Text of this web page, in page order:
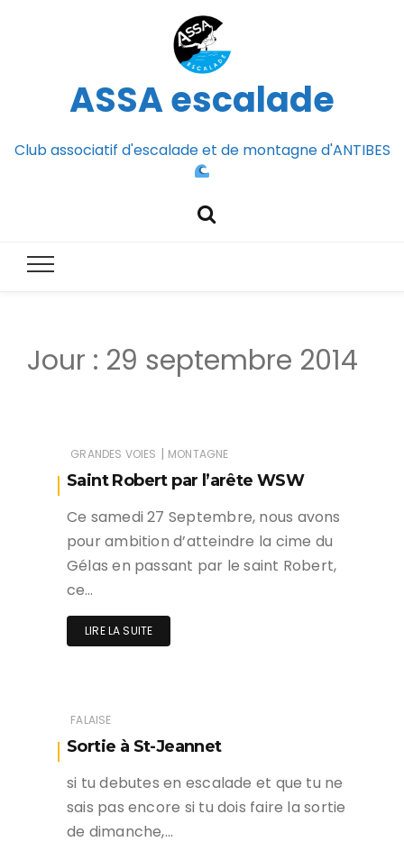
ASSA escalade
Club associatif d'escalade et de montagne d'ANTIBES
Jour : 29 septembre 2014
GRANDES VOIES | MONTAGNE
Saint Robert par l’arête WSW
Ce samedi 27 Septembre, nous avons
pour ambition d’atteindre la cime du
Gélas en passant par le saint Robert,
ce…
LIRE LA SUITE
FALAISE
Sortie à St-Jeannet
si tu debutes en escalade et que tu ne
sais pas encore si tu dois faire la sortie
de dimanche,…